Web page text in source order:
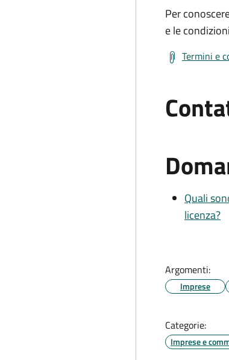
Per
e le
Termini e
Quali
licenza?
Argomenti:
Imprese
Categorie:
Imprese e